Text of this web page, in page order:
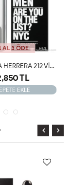
AL 3 ÖDE
CAROLİNA HERRERA 212 VİP MEN EDT 100 ML ARC JLT
TL
EKLE